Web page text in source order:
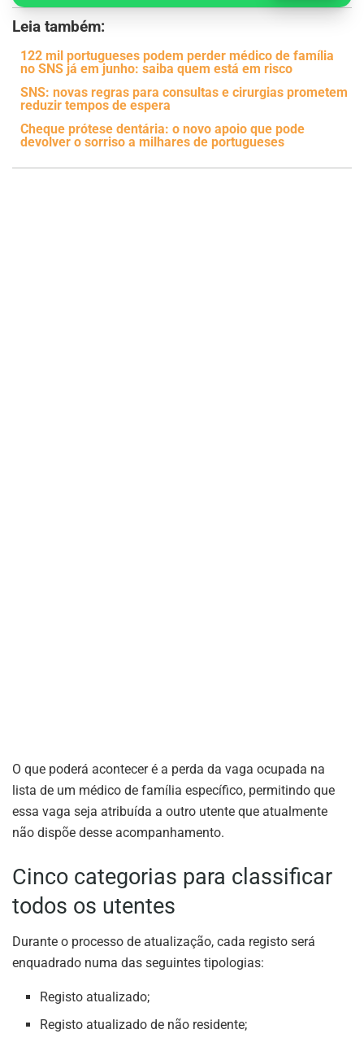
Leia também:
122 mil portugueses podem perder médico de família
no SNS já em junho: saiba quem está em risco
SNS: novas regras para consultas e cirurgias prometem
reduzir tempos de espera
Cheque prótese dentária: o novo apoio que pode
devolver o sorriso a milhares de portugueses
O que poderá acontecer é a perda da vaga ocupada na
lista de um médico de família específico, permitindo que
essa vaga seja atribuída a outro utente que atualmente
não dispõe desse acompanhamento.
Cinco categorias para classificar
todos os utentes
Durante o processo de atualização, cada registo será
enquadrado numa das seguintes tipologias:
Registo atualizado;
Registo atualizado de não residente;